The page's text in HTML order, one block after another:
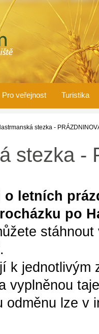
Pro veřejnost Turistika
stezka -
stezka -
o letních
po
k jednotlivým
vyplněnou
odměnu lze